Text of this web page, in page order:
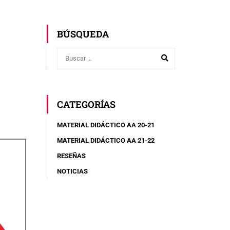
BÚSQUEDA
CATEGORÍAS
MATERIAL DIDÁCTICO AA 20-21
MATERIAL DIDÁCTICO AA 21-22
RESEÑAS
NOTICIAS